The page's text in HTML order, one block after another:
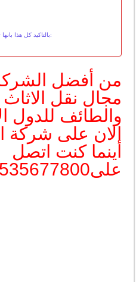
بالتاكيد كل هذا بانها تتميز بمميزات كثيره جدا مثل:
من أفضل
مجال نقل
والطائف للدول
الان على شركة
أينما كنت اتصل
على0535677800